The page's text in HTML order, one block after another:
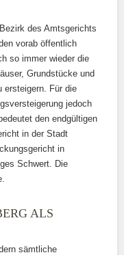
des Amtsgerichts
vorab öffentlich
so immer wieder die
Grundstücke und
ersteigern. Für die
jedoch
den endgültigen
in der Stadt
in
Schwert. Die
ALS
sämtliche